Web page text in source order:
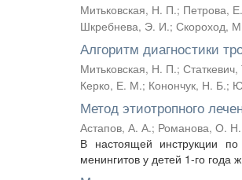
Митьковская, Н. П.; Петрова,
Шкребнева, Э. И.; Скороход,
Алгоритм диагностики
Митьковская, Н. П.;
Керко, Е. М.; Конончук, Н. Б.;
Метод этиотропного
Астапов, А. А.; Романова, О. Н.
В настоящей инструкции
менингитов у детей 1-го